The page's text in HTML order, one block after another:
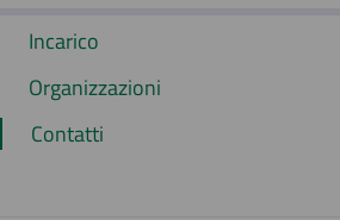
Incarico
Organizzazioni
Contatti